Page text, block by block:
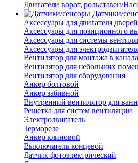
Двигатели ворот, рольставен/
Датчики/
Аксессуары для двигателя
Аксессуары для позиционного
Аксессуары для системы
Аксессуары для электродвигателя
Вентилятор для монтажа в
Вентилятор для небольших
Вентилятор для оборудования
Анкер болтовой
Анкер забивной
Внутренний вентилятор для
Решетка для систем вентиляции
Электродвигатель
Термореле
Анкер клиновой
Выключатель концевой
Датчик фотоэлектрический